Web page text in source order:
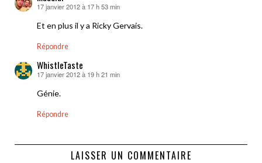
dit :
17 janvier 2012 à 17 h 53 min
Et en plus il y a Ricky Gervais.
Répondre
WhistleTaste
dit :
17 janvier 2012 à 19 h 21 min
Génie.
Répondre
LAISSER UN COMMENTAIRE